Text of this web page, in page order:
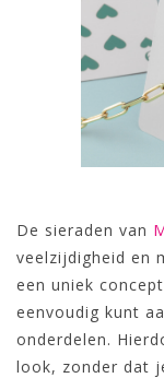
De sieraden van
veelzijdigheid en
een uniek
eenvoudig kunt
onderdelen.
look, zonder dat